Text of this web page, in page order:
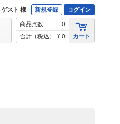
ゲスト 様 新規登録 ログイン
商品点数
0
合計（税込）
¥ 0 カート